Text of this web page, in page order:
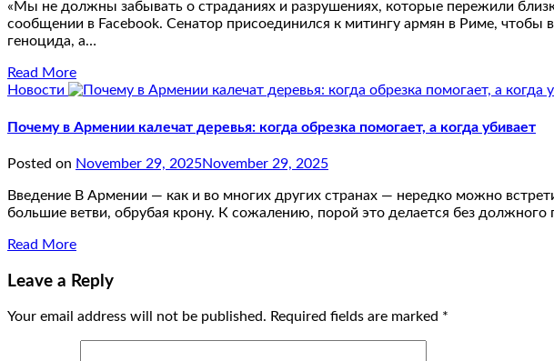
«Мы не должны забывать о страданиях и разрушениях, которые пережили
сообщении в Facebook. Сенатор присоединился к митингу армян в Риме,
геноцида, а…
Read More
Новости
Почему в Армении калечат деревья: когда обрезка помогает, а когда убивает
Posted on November 29, 2025November 29, 2025
Введение В Армении — как и во многих других странах — нередко можно
большие ветви, обрубая крону. К сожалению, порой это делается без
Read More
Leave a Reply
Your email address will not be published. Required fields are marked *